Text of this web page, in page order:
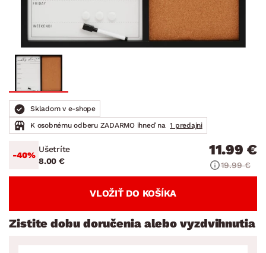
Skladom v e-shope
K osobnému odberu ZADARMO ihneď na 1 predajni
-40%
Ušetríte
8.00 €
11.99 €
19.99 €
VLOŽIŤ DO KOŠÍKA
Zistite dobu doručenia alebo vyzdvihnutia